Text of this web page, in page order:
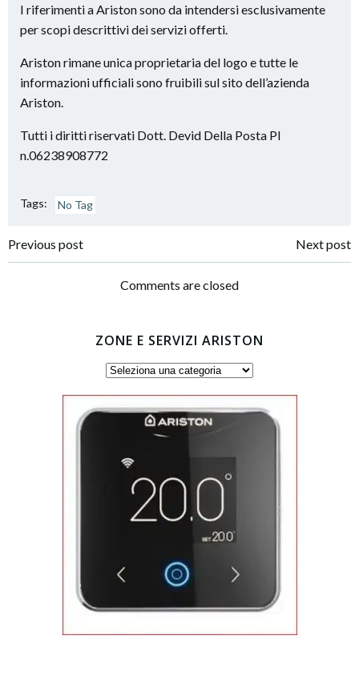
I riferimenti a Ariston sono da intendersi esclusivamente
per scopi descrittivi dei servizi offerti.
Ariston rimane unica proprietaria del logo e tutte le
informazioni ufficiali sono fruibili sul sito dell’azienda
Ariston.
Tutti i diritti riservati Dott. Devid Della Posta PI
n.06238908772
Tags: No Tag
Post
navigation
Previous post
navigation
Next post
Comments are closed
ZONE E SERVIZI ARISTON
Zone
servizi
Ariston